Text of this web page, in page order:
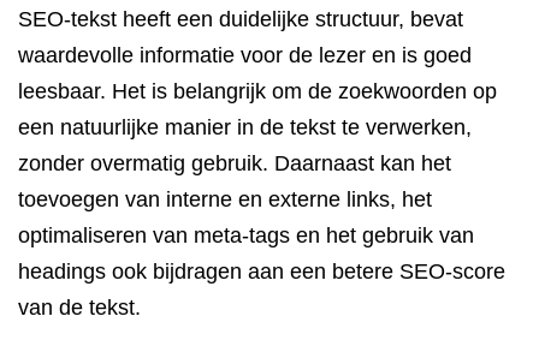
SEO-tekst heeft een duidelijke structuur, bevat
waardevolle informatie voor de lezer en is goed
leesbaar. Het is belangrijk om de zoekwoorden op
een natuurlijke manier in de tekst te verwerken,
zonder overmatig gebruik. Daarnaast kan het
toevoegen van interne en externe links, het
optimaliseren van meta-tags en het gebruik van
headings ook bijdragen aan een betere SEO-score
van de tekst.